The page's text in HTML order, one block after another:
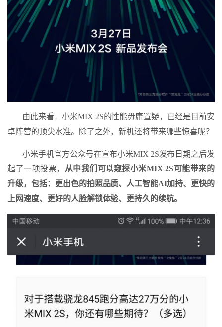
由此来看，小米MIX 2S的性能毋庸置疑，已经是目前安
卓阵营的顶尖水准。除了之外，新机还将带来哪些惊喜呢？
小米手机官方公众号在宣布小米MIX 2S发布日期之后发
起了一项投票， 从中我们可以窥探小米MIX 2S可能带来的
升级，包括：更出色的拍照品质、人工智能AI加持、更快的
上网速度、更好的人脸解锁体验、更持久的续航。